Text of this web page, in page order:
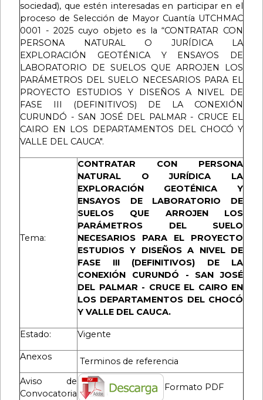
sociedad), que estén interesadas en participar en el
proceso de Selección de Mayor Cuantía UTCHMAC
0001 - 2025 cuyo objeto es la “CONTRATAR CON
PERSONA NATURAL O JURÍDICA LA
EXPLORACIÓN GEOTÉNICA Y ENSAYOS DE
LABORATORIO DE SUELOS QUE ARROJEN LOS
PARÁMETROS DEL SUELO NECESARIOS PARA EL
PROYECTO ESTUDIOS Y DISEÑOS A NIVEL DE
FASE III (DEFINITIVOS) DE LA CONEXIÓN
CURUNDÓ - SAN JOSÉ DEL PALMAR - CRUCE EL
CAIRO EN LOS DEPARTAMENTOS DEL CHOCÓ Y
VALLE DEL CAUCA".
Tema:
CONTRATAR CON PERSONA
NATURAL O JURÍDICA LA
EXPLORACIÓN GEOTÉNICA Y
ENSAYOS DE LABORATORIO DE
SUELOS QUE ARROJEN LOS
PARÁMETROS DEL SUELO
NECESARIOS PARA EL PROYECTO
ESTUDIOS Y DISEÑOS A NIVEL DE
FASE III (DEFINITIVOS) DE LA
CONEXIÓN CURUNDÓ - SAN JOSÉ
DEL PALMAR - CRUCE EL CAIRO EN
LOS DEPARTAMENTOS DEL CHOCÓ
Y VALLE DEL CAUCA.
Estado: Vigente
Anexos
Terminos de referencia
Aviso de
Convocatoria
Formato PDF